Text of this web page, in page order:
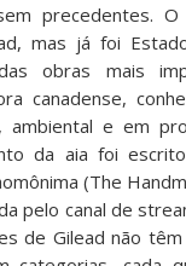
precedentes. O
mas já foi
obras mais
canadense,
ambiental e em
da aia foi
(The
pelo canal de
de Gilead não